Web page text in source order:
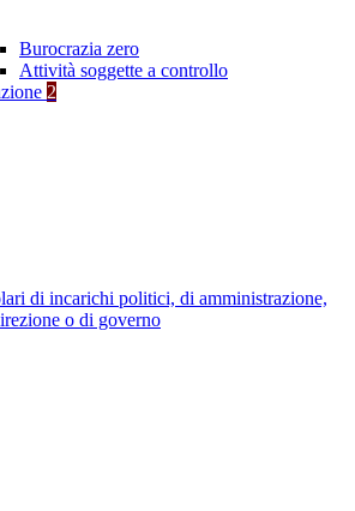
Burocrazia zero
Attività soggette a controllo
2
di incarichi politici, di amministrazione,
o di governo